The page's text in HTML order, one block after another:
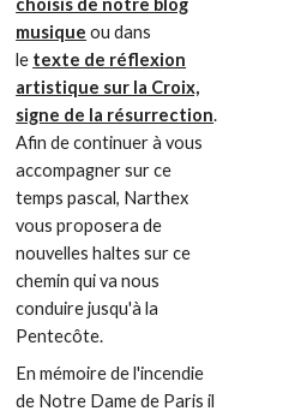
choisis de notre blog
musique ou dans
le texte de réflexion
artistique sur la Croix,
signe de la résurrection.
Afin de continuer à vous
accompagner sur ce
temps pascal, Narthex
vous proposera de
nouvelles haltes sur ce
chemin qui va nous
conduire jusqu'à la
Pentecôte.
En mémoire de l'incendie
de Notre Dame de Paris il